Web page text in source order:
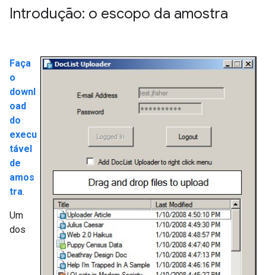
Introdução: o escopo da amostra
Faça
o
downl
oad
do
execu
tável
de
amos
tra.
Um
dos